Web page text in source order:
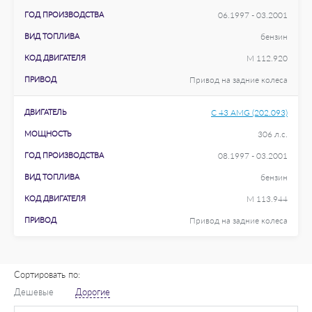
ГОД ПРОИЗВОДСТВА 06.1997 - 03.2001
ВИД ТОПЛИВА бензин
КОД ДВИГАТЕЛЯ M 112.920
ПРИВОД Привод на задние колеса
ДВИГАТЕЛЬ C 43 AMG (202.093)
МОЩНОСТЬ 306 л.с.
ГОД ПРОИЗВОДСТВА 08.1997 - 03.2001
ВИД ТОПЛИВА бензин
КОД ДВИГАТЕЛЯ M 113.944
ПРИВОД Привод на задние колеса
Сортировать по:
Дешевые
Дорогие